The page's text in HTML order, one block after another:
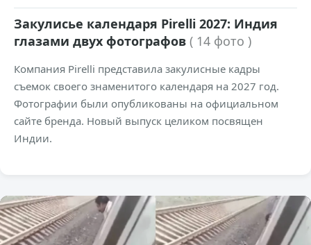
Закулисье календаря Pirelli 2027: Индия
глазами двух фотографов ( 14 фото )
Компания Pirelli представила закулисные кадры
съемок своего знаменитого календаря на 2027 год.
Фотографии были опубликованы на официальном
сайте бренда. Новый выпуск целиком посвящен
Индии.